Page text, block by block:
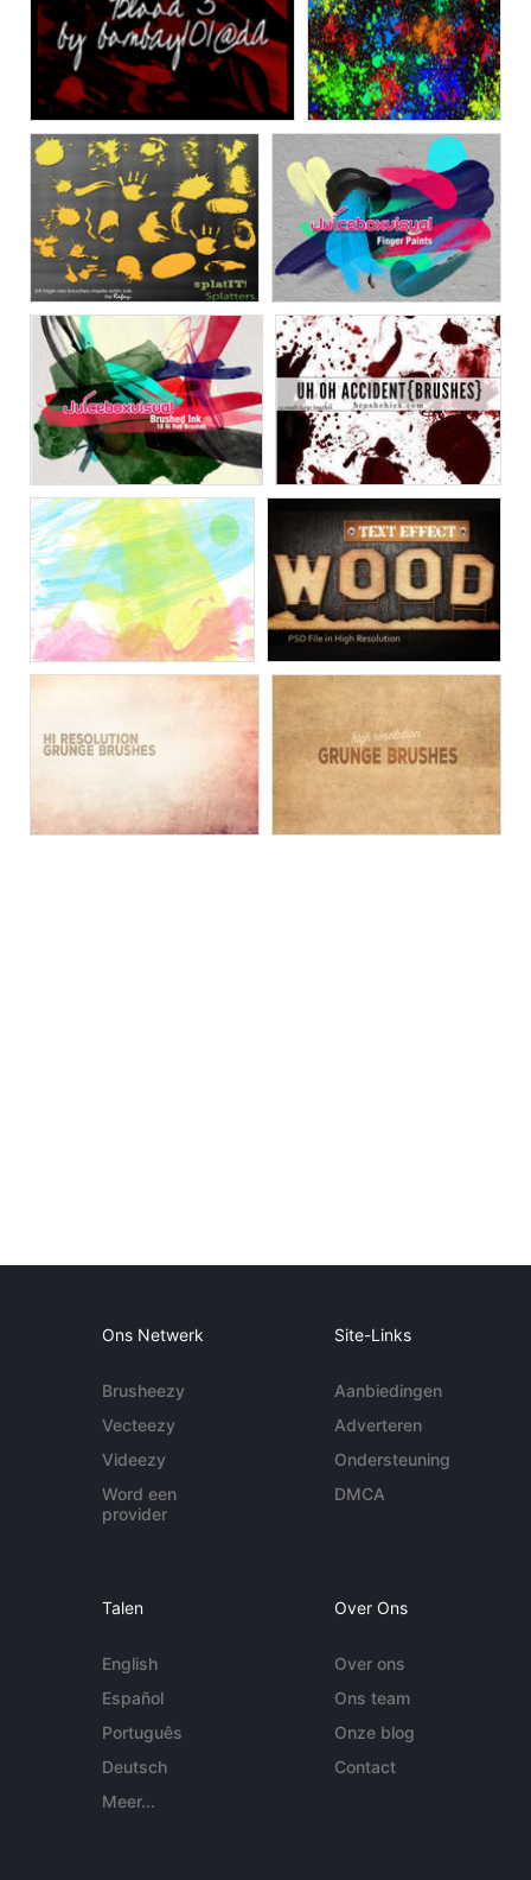
Ons Netwerk
Brusheezy
Vecteezy
Videezy
Word een
provider
Site-Links
Aanbiedingen
Adverteren
Ondersteuning
DMCA
Talen
English
Español
Português
Deutsch
Meer...
Over Ons
Over ons
Ons team
Onze blog
Contact